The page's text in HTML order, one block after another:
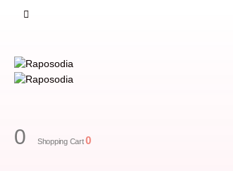
0 Shopping Cart0